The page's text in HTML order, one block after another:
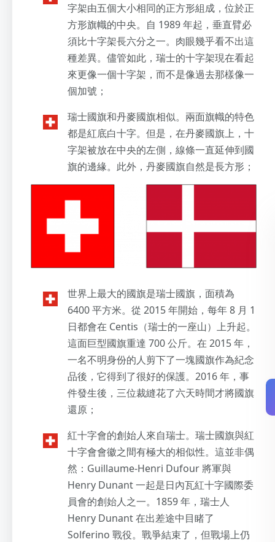
字架由五個大小相同的正方形組成，位於正
方形旗幟的中央。自 1989 年起，垂直臂必
須比十字架長六分之一。肉眼幾乎看不出這
種差異。儘管如此，瑞士的十字架現在看起
來更像一個十字架，而不是像過去那樣像一
個加號；
瑞士國旗和丹麥國旗相似。兩面旗幟的特色
都是紅底白十字。但是，在丹麥國旗上，十
字架被放在中央的左側，線條一直延伸到國
旗的邊緣。此外，丹麥國旗自然是長方形；
世界上最大的國旗是瑞士國旗，面積為
6400 平方米。從 2015 年開始，每年 8 月 1
日都會在 Centis（瑞士的一座山）上升起。
這面巨型國旗重達 700 公斤。在 2015 年，
一名不明身份的人剪下了一塊國旗作為紀念
品後，它得到了很好的保護。2016 年，事
件發生後，三位裁縫花了六天時間才將國旗
還原；
紅十字會的創始人來自瑞士。瑞士國旗與紅
十字會會徽之間有極大的相似性。這並非偶
然：Guillaume-Henri Dufour 將軍與
Henry Dunant 一起是日內瓦紅十字國際委
員會的創始人之一。1859 年，瑞士人
Henry Dunant 在出差途中目睹了
Solferino 戰役。戰爭結束了，但戰場上仍